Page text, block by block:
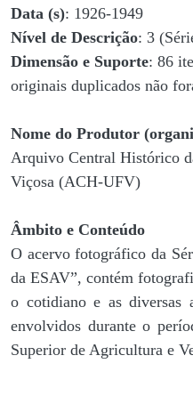
Data (s): 1926-1949
Nível de Descrição: 3
Dimensão e Suporte: 86
originais duplicados não
Nome do Produtor
Arquivo Central Histórico
Viçosa (ACH-UFV)
Âmbito e Conteúdo
O acervo fotográfico da
da ESAV”, contém
o cotidiano e as diversas
envolvidos durante o
Superior de Agricultura e